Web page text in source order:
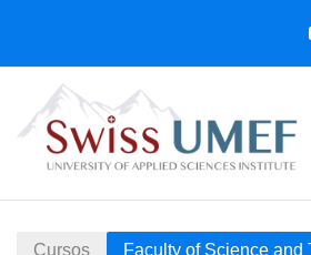
Cursos Faculty of Science and